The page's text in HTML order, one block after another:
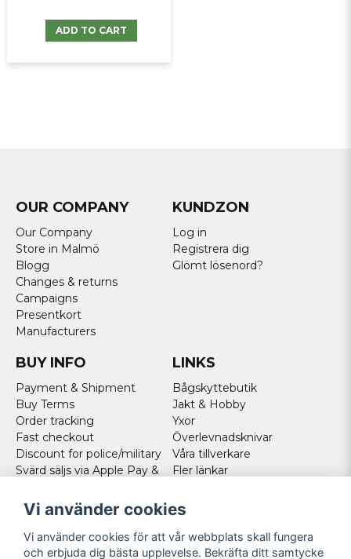
ADD TO CART
OUR COMPANY
Our Company
Store in Malmö
Blogg
Changes & returns
Campaigns
Presentkort
Manufacturers
KUNDZON
Log in
Registrera dig
Glömt lösenord?
BUY INFO
Payment & Shipment
Buy Terms
Order tracking
Fast checkout
Discount for police/military
Svärd säljs via Apple Pay &
Norweigan customers
Cookies
LINKS
Bågskyttebutik
Jakt & Hobby
Yxor
Överlevnadsknivar
Våra tillverkare
Fler länkar
FOLLOW US
Vi använder cookies
Vi använder cookies för att vår webbplats skall fungera
och erbjuda dig bästa upplevelse. Bekräfta ditt samtycke